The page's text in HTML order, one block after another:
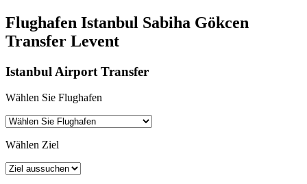
Flughafen Istanbul Sabiha Gökcen
Transfer Levent
Istanbul Airport Transfer
Wählen Sie Flughafen
Wählen Ziel